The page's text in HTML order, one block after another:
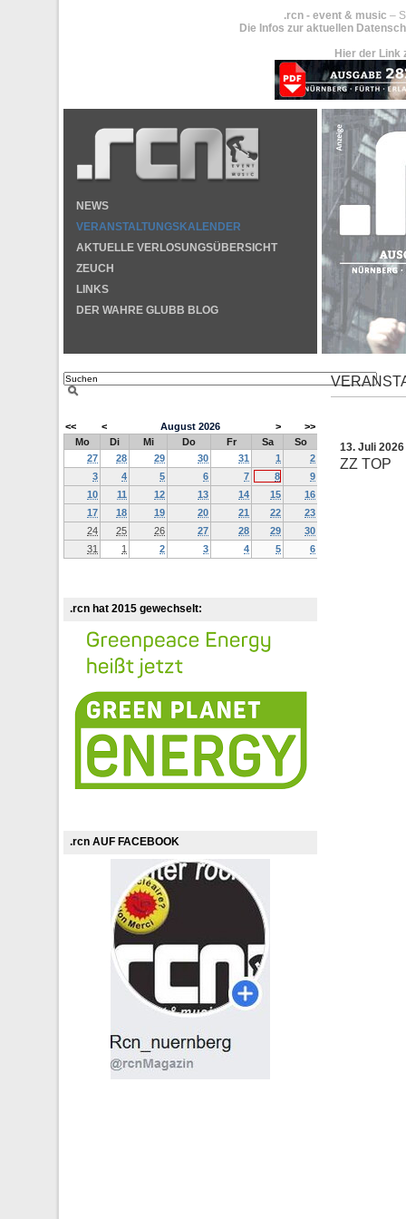
.rcn - event & music –
Die Infos zur aktuellen
Hier der Link
NEWS
VERANSTALTUNGSKALENDER
AKTUELLE VERLOSUNGSÜBERSICHT
ZEUCH
LINKS
DER WAHRE GLUBB BLOG
<< < August 2026 >
>>
Mo
Di Mi Do Fr Sa
So
27
28 29 30 31 1
2
3
4 5 6 7 8
9
10
11 12 13 14 15
16
17
18 19 20 21 22
23
24
25 26 27 28 29
30
31
1 2 3 4 5 6
.rcn hat 2015 gewechselt:
.rcn AUF FACEBOOK
13. Juli 2026
ZZ TOP